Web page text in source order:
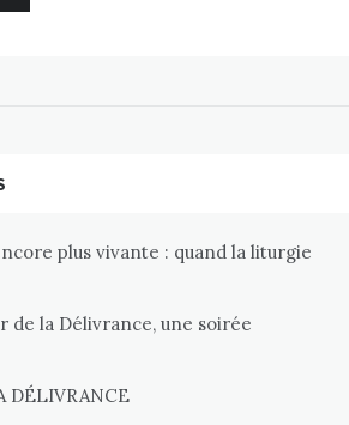
plus vivante : quand la liturgie
de la Délivrance, une soirée
DÉLIVRANCE